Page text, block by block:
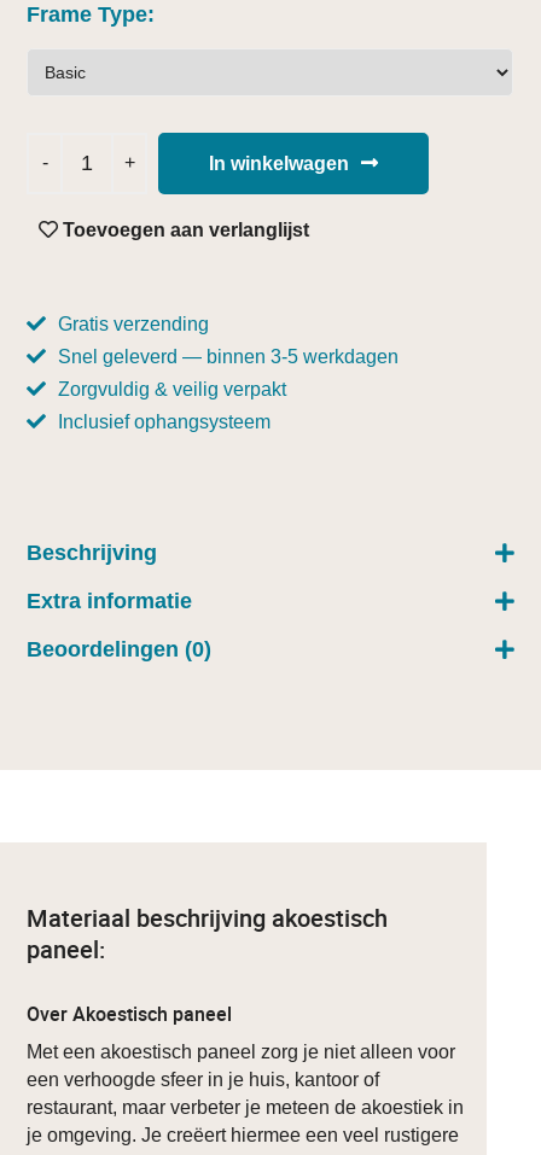
Frame Type
In winkelwagen
Toevoegen aan verlanglijst
Gratis verzending
Snel geleverd — binnen 3-5 werkdagen
Zorgvuldig & veilig verpakt
Inclusief ophangsysteem
Beschrijving
Extra informatie
Beoordelingen (0)
Materiaal beschrijving akoestisch
paneel:
Over Akoestisch paneel
Met een akoestisch paneel zorg je niet alleen voor
een verhoogde sfeer in je huis, kantoor of
restaurant, maar verbeter je meteen de akoestiek in
je omgeving. Je creëert hiermee een veel rustigere